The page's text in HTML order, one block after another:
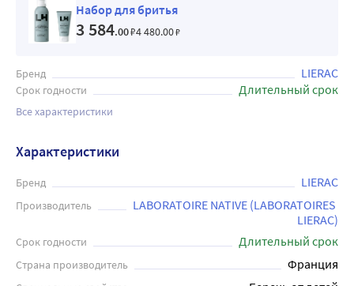
Набор для бритья
3 584.00₽4 480.00₽
Бренд LIERAC
Срок годности Длительный срок
Все характеристики
Характеристики
Бренд LIERAC
Производитель
LABORATOIRE NATIVE (LABORATOIRES
LIERAC)
Срок годности Длительный срок
Страна производитель Франция